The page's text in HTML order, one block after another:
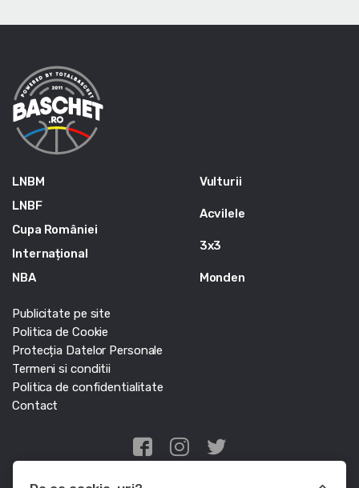
LNBM
LNBF
Cupa României
Internațional
NBA
Vulturii
Acvilele
3x3
Monden
Publicitate pe site
Politica de Cookie
Protecția Datelor Personale
Termeni si conditii
Politica de confidentialitate
Contact
Edris Digital Agency